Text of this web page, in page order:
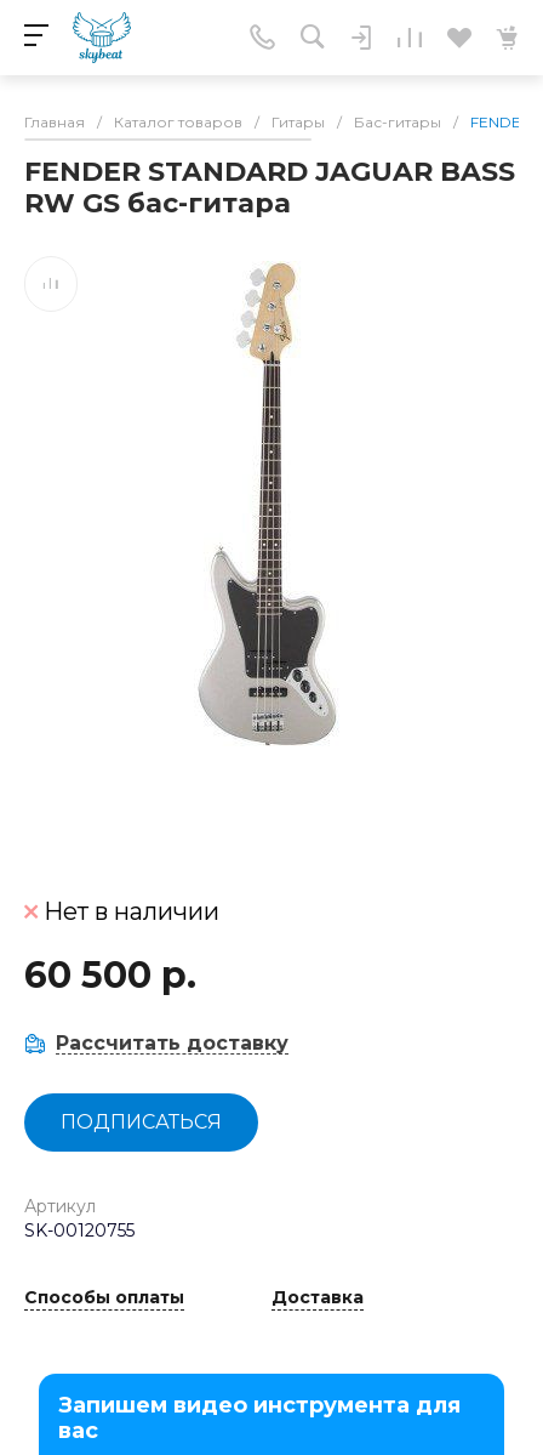
Главная / Каталог товаров / Гитары / Бас-гитары / FENDER
FENDER STANDARD JAGUAR BASS
RW GS бас-гитара
Нет в наличии
60 500 р.
Рассчитать доставку
ПОДПИСАТЬСЯ
Артикул
SK-00120755
Способы оплаты Доставка
Запишем видео инструмента для
вас